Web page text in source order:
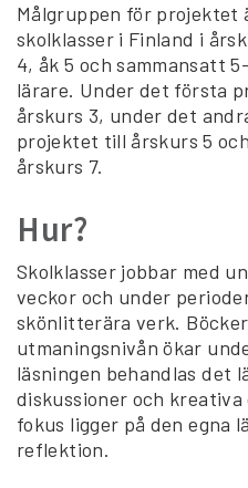
Målgruppen för projektet
skolklasser i Finland i
4, åk 5 och sammansatt
lärare. Under det första
årskurs 3, under det
projektet till årskurs 5
årskurs 7.
Hur?
Skolklasser jobbar med
veckor och under
skönlitterära verk.
utmaningsnivån ökar
läsningen behandlas det
diskussioner och
fokus ligger på den egna
reflektion.